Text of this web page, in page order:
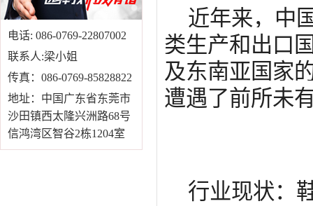
电话: 086-0769-22807002
联系人:梁小姐
传真：086-0769-85828822
地址：中国广东省东莞市
沙田镇西太隆兴洲路68号
信鸿湾区智谷2栋1204室
近年来，中
类生产和出口
及东南亚国家
遭遇了前所未
行业现状：